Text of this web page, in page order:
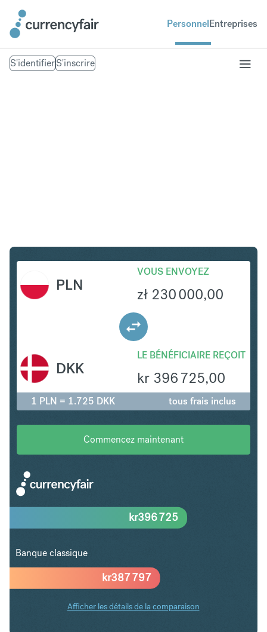
PersonnelEntreprises
S'identifierS'inscrire
PLN
VOUS ENVOYEZ
zł 230 000,00
LE BÉNÉFICIAIRE REÇOIT
kr 396 725,00
DKK
1 PLN = 1.725 DKK tous frais inclus
Commencez maintenant
kr387 797
kr396 725
Banque classique
Afficher les détails de la comparaison